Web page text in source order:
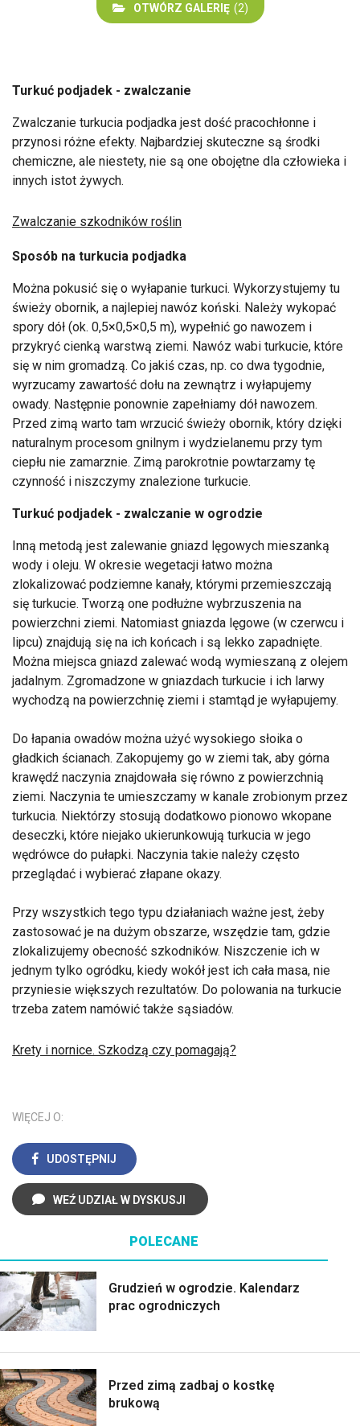
OTWÓRZ GALERIĘ (2)
Turkuć podjadek - zwalczanie
Zwalczanie turkucia podjadka jest dość pracochłonne i
przynosi różne efekty. Najbardziej skuteczne są środki
chemiczne, ale niestety, nie są one obojętne dla człowieka i
innych istot żywych.
Zwalczanie szkodników roślin
Sposób na turkucia podjadka
Można pokusić się o wyłapanie turkuci. Wykorzystujemy tu
świeży obornik, a najlepiej nawóz koński. Należy wykopać
spory dół (ok. 0,5×0,5×0,5 m), wypełnić go nawozem i
przykryć cienką warstwą ziemi. Nawóz wabi turkucie, które
się w nim gromadzą. Co jakiś czas, np. co dwa tygodnie,
wyrzucamy zawartość dołu na zewnątrz i wyłapujemy
owady. Następnie ponownie zapełniamy dół nawozem.
Przed zimą warto tam wrzucić świeży obornik, który dzięki
naturalnym procesom gnilnym i wydzielanemu przy tym
ciepłu nie zamarznie. Zimą parokrotnie powtarzamy tę
czynność i niszczymy znalezione turkucie.
Turkuć podjadek - zwalczanie w ogrodzie
Inną metodą jest zalewanie gniazd lęgowych mieszanką
wody i oleju. W okresie wegetacji łatwo można
zlokalizować podziemne kanały, którymi przemieszczają
się turkucie. Tworzą one podłużne wybrzuszenia na
powierzchni ziemi. Natomiast gniazda lęgowe (w czerwcu i
lipcu) znajdują się na ich końcach i są lekko zapadnięte.
Można miejsca gniazd zalewać wodą wymieszaną z olejem
jadalnym. Zgromadzone w gniazdach turkucie i ich larwy
wychodzą na powierzchnię ziemi i stamtąd je wyłapujemy.
Do łapania owadów można użyć wysokiego słoika o
gładkich ścianach. Zakopujemy go w ziemi tak, aby górna
krawędź naczynia znajdowała się równo z powierzchnią
ziemi. Naczynia te umieszczamy w kanale zrobionym przez
turkucia. Niektórzy stosują dodatkowo pionowo wkopane
deseczki, które niejako ukierunkowują turkucia w jego
wędrówce do pułapki. Naczynia takie należy często
przeglądać i wybierać złapane okazy.
Przy wszystkich tego typu działaniach ważne jest, żeby
zastosować je na dużym obszarze, wszędzie tam, gdzie
zlokalizujemy obecność szkodników. Niszczenie ich w
jednym tylko ogródku, kiedy wokół jest ich cała masa, nie
przyniesie większych rezultatów. Do polowania na turkucie
trzeba zatem namówić także sąsiadów.
Krety i nornice. Szkodzą czy pomagają?
WIĘCEJ O:
UDOSTĘPNIJ
WEŹ UDZIAŁ W DYSKUSJI
POLECANE
Grudzień w ogrodzie. Kalendarz
prac ogrodniczych
Przed zimą zadbaj o kostkę
brukową